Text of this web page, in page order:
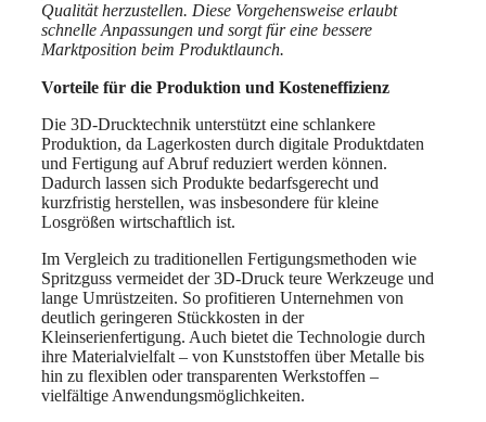
Qualität herzustellen. Diese Vorgehensweise erlaubt
schnelle Anpassungen und sorgt für eine bessere
Marktposition beim Produktlaunch.
Vorteile für die Produktion und Kosteneffizienz
Die 3D-Drucktechnik unterstützt eine schlankere
Produktion, da Lagerkosten durch digitale Produktdaten
und Fertigung auf Abruf reduziert werden können.
Dadurch lassen sich Produkte bedarfsgerecht und
kurzfristig herstellen, was insbesondere für kleine
Losgrößen wirtschaftlich ist.
Im Vergleich zu traditionellen Fertigungsmethoden wie
Spritzguss vermeidet der 3D-Druck teure Werkzeuge und
lange Umrüstzeiten. So profitieren Unternehmen von
deutlich geringeren Stückkosten in der
Kleinserienfertigung. Auch bietet die Technologie durch
ihre Materialvielfalt – von Kunststoffen über Metalle bis
hin zu flexiblen oder transparenten Werkstoffen –
vielfältige Anwendungsmöglichkeiten.